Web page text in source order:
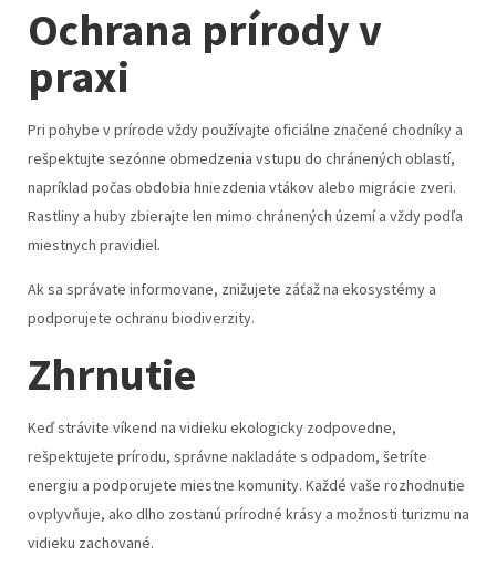
Ochrana prírody v
praxi
Pri pohybe v prírode vždy používajte oficiálne značené chodníky a
rešpektujte sezónne obmedzenia vstupu do chránených oblastí,
napríklad počas obdobia hniezdenia vtákov alebo migrácie zveri.
Rastliny a huby zbierajte len mimo chránených území a vždy podľa
miestnych pravidiel.
Ak sa správate informovane, znižujete záťaž na ekosystémy a
podporujete ochranu biodiverzity.
Zhrnutie
Keď strávite víkend na vidieku ekologicky zodpovedne,
rešpektujete prírodu, správne nakladáte s odpadom, šetríte
energiu a podporujete miestne komunity. Každé vaše rozhodnutie
ovplyvňuje, ako dlho zostanú prírodné krásy a možnosti turizmu na
vidieku zachované.